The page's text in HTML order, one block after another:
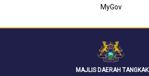
MyGov
MAJLIS DAERAH TANGKAK